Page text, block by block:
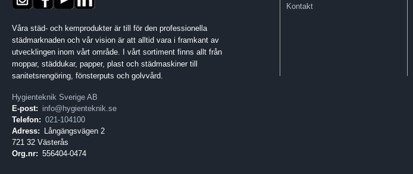
Våra städ- och kemprodukter är till för den professionella
städmarknaden och vår vision är att alltid vara i framkant av
utvecklingen inom vårt område. I vårt sortiment finns allt från
moppar, städdukar, papper, plast och städmaskiner till
sanitetsrengöring, fönsterputs och golvvård.
Hygienteknik Sverige AB
E-post: info@hygienteknik.se
Telefon: 021-104100
Adress:
Långängsvägen 2
721 32 Västerås
Org.nr: 556404-0474
Kontakt